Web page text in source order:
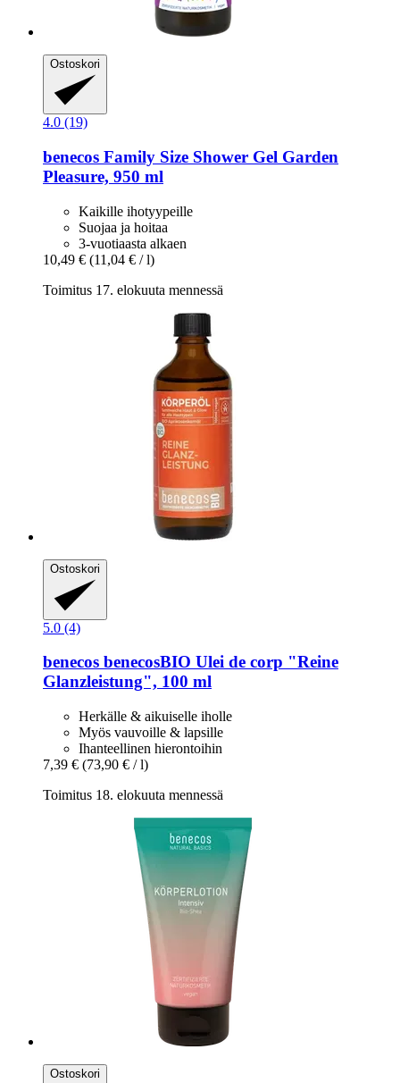
Ostoskori
4.0 (19)
benecos Family Size Shower Gel Garden
Pleasure, 950 ml
Kaikille ihotyypeille
Suojaa ja hoitaa
3-vuotiaasta alkaen
10,49 € (11,04 € / l)
Toimitus 17. elokuuta mennessä
Ostoskori
5.0 (4)
benecos benecosBIO Ulei de corp "Reine
Glanzleistung", 100 ml
Herkälle & aikuiselle iholle
Myös vauvoille & lapsille
Ihanteellinen hierontoihin
7,39 € (73,90 € / l)
Toimitus 18. elokuuta mennessä
Ostoskori